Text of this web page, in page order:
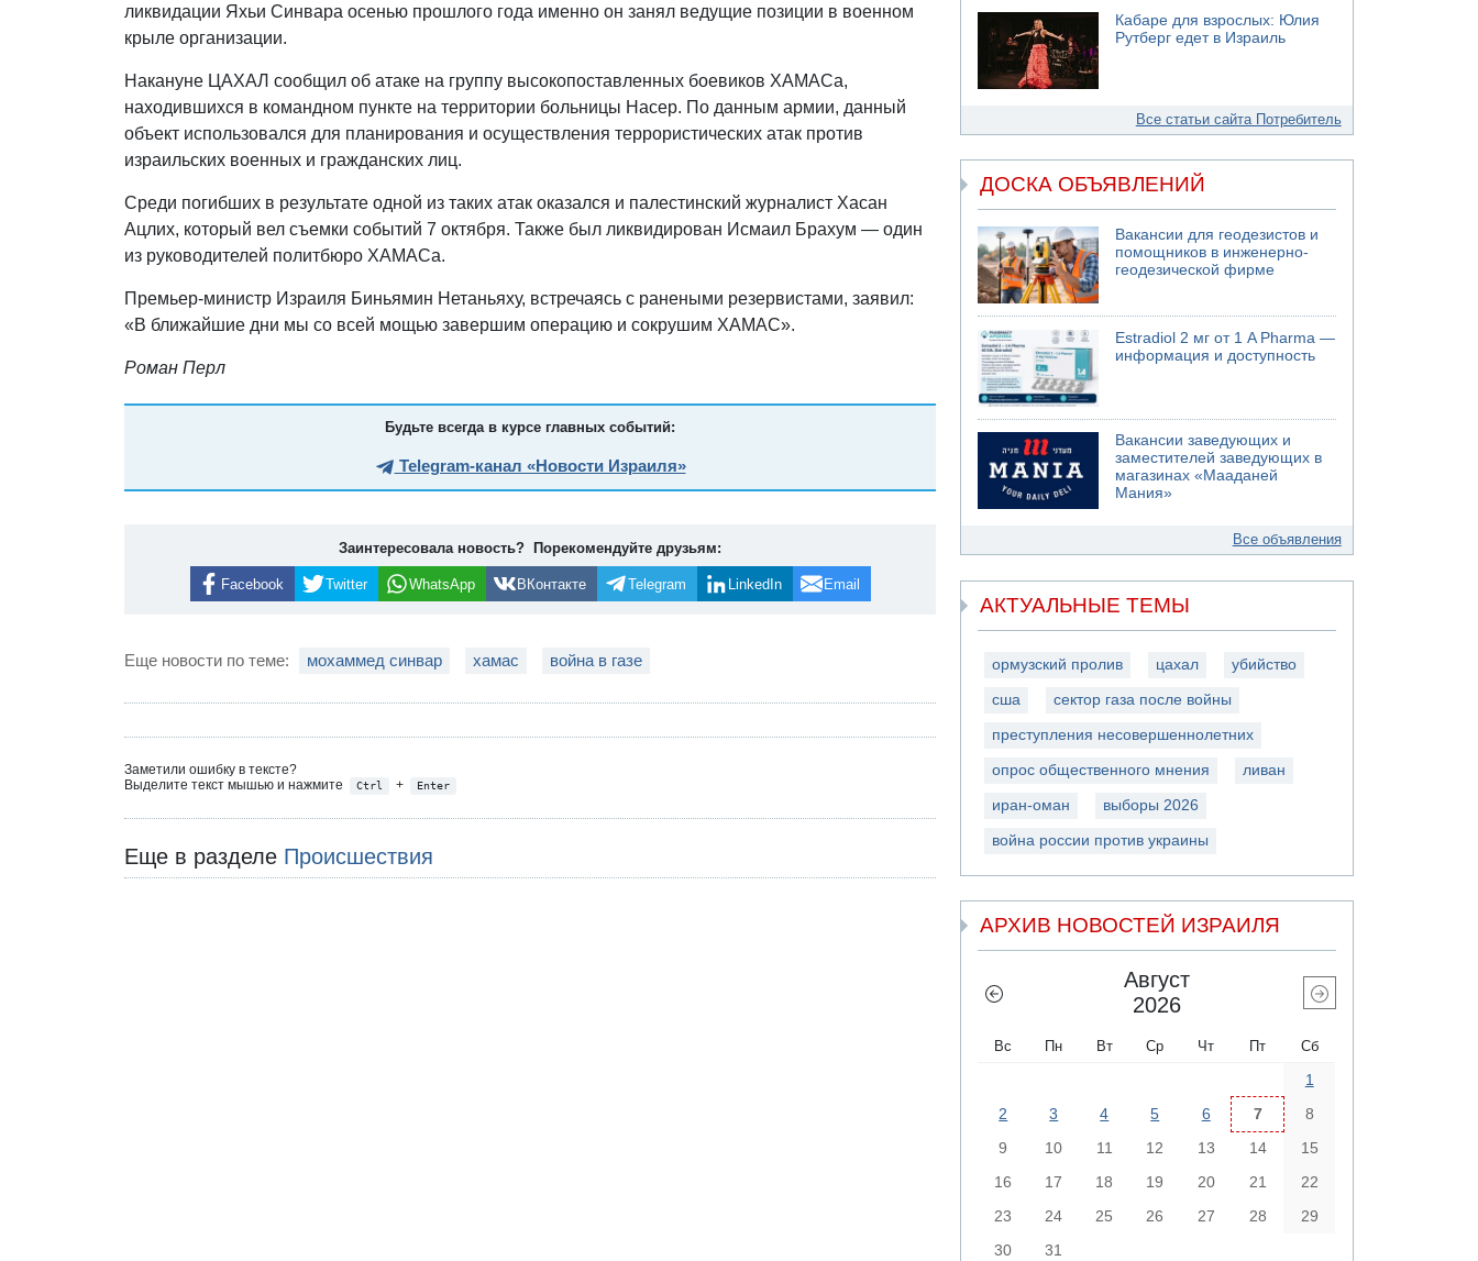
ликвидации Яхьи Синвара осенью прошлого года именно он занял ведущие позиции в военном
крыле организации.
Накануне ЦАХАЛ сообщил об атаке на группу высокопоставленных боевиков ХАМАСа,
находившихся в командном пункте на территории больницы Насер. По данным армии, данный
объект использовался для планирования и осуществления террористических атак против
израильских военных и гражданских лиц.
Среди погибших в результате одной из таких атак оказался и палестинский журналист Хасан
Ацлих, который вел съемки событий 7 октября. Также был ликвидирован Исмаил Брахум — один
из руководителей политбюро ХАМАСа.
Премьер-министр Израиля Биньямин Нетаньяху, встречаясь с ранеными резервистами, заявил:
«В ближайшие дни мы со всей мощью завершим операцию и сокрушим ХАМАС».
Роман Перл
Будьте всегда в курсе главных событий:
Telegram-канал «Новости Израиля»
Заинтересовала новость? Порекомендуйте друзьям:
Facebook Twitter WhatsApp ВКонтакте Telegram LinkedIn Email
Еще новости по теме: мохаммед синвар хамас война в газе
Заметили ошибку в тексте?
Выделите текст мышью и нажмите
Ctrl + Enter
Еще в разделе Происшествия
Кабаре для взрослых: Юлия
Рутберг едет в Израиль
Все статьи сайта Потребитель
ДОСКА ОБЪЯВЛЕНИЙ
Вакансии для геодезистов и
помощников в инженерно-
геодезической фирме
Estradiol 2 мг от 1 A Pharma —
информация и доступность
Вакансии заведующих и
заместителей заведующих в
магазинах «Мааданей
Мания»
Все объявления
АКТУАЛЬНЫЕ ТЕМЫ
ормузский пролив цахал убийство
сша сектор газа после войны
преступления несовершеннолетних
опрос общественного мнения ливан
иран-оман выборы 2026
война россии против украины
АРХИВ НОВОСТЕЙ ИЗРАИЛЯ
Август
2026
Вс Пн Вт Ср Чт Пт Сб
1
2
3 4 5 6 7
8
9
10 11 12 13 14
15
16
17 18 19 20 21
22
23
24 25 26 27 28
29
30
31